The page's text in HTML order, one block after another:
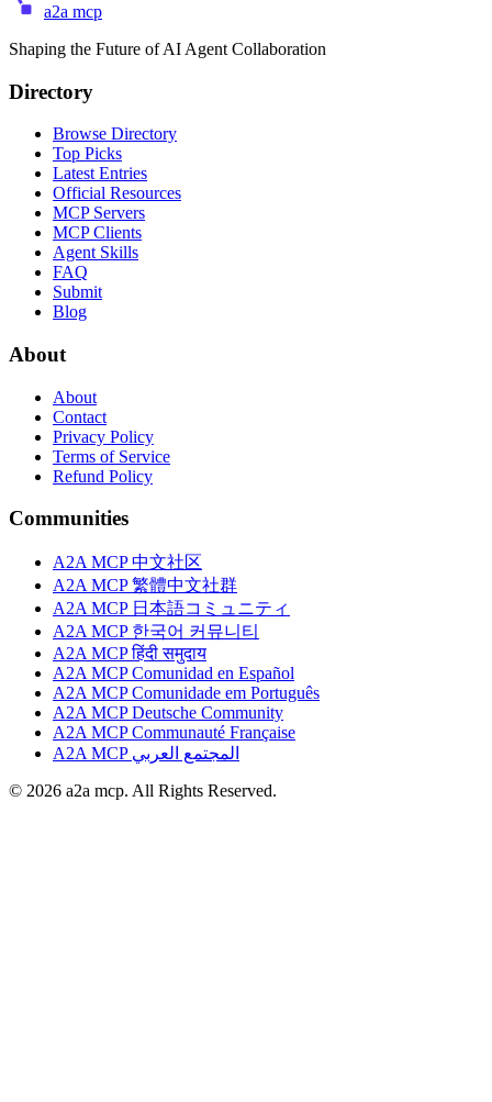
a2a mcp
Shaping the Future of AI Agent Collaboration
Directory
Browse Directory
Top Picks
Latest Entries
Official Resources
MCP Servers
MCP Clients
Agent Skills
FAQ
Submit
Blog
About
About
Contact
Privacy Policy
Terms of Service
Refund Policy
Communities
A2A MCP 中文社区
A2A MCP 繁體中文社群
A2A MCP 日本語コミュニティ
A2A MCP 한국어 커뮤니티
A2A MCP हिंदी समुदाय
A2A MCP Comunidad en Español
A2A MCP Comunidade em Português
A2A MCP Deutsche Community
A2A MCP Communauté Française
A2A MCP المجتمع العربي
© 2026 a2a mcp. All Rights Reserved.